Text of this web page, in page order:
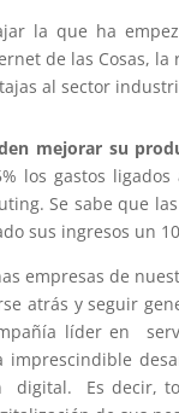
la que ha
de las Cosas,
al sector
mejorar su
los gastos
Se sabe que
sus ingresos un
empresas de
atrás y seguir
líder
digital. Es decir,